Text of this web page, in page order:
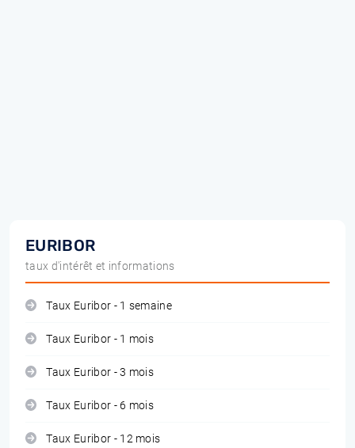
EURIBOR
taux d'intérêt et informations
Taux Euribor - 1 semaine
Taux Euribor - 1 mois
Taux Euribor - 3 mois
Taux Euribor - 6 mois
Taux Euribor - 12 mois